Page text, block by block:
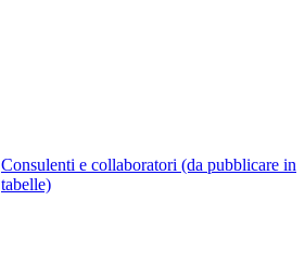
Consulenti e collaboratori (da pubblicare in
tabelle)